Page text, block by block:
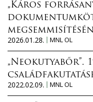
„Káros
2026.01.28.
MNL OL
„Neokutyabőr”.
2022.02.09.
MNL OL